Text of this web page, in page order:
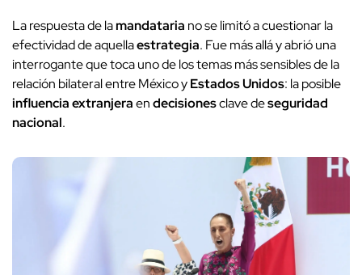
La respuesta de lamandataria no se limitó a cuestionar la
efectividad de aquellaestrategia. Fue más allá y abrió una
interrogante que toca uno de los temas más sensibles de la
relación bilateral entre México yEstados Unidos: la posible
influencia extranjeraendecisionesclave deseguridad
nacional.